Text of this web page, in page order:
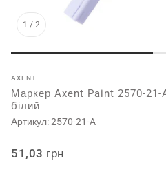
1 / 2
AXENT
Маркер Axent Paint 2570-21-
білий
Артикул:2570-21-A
Звичайна
51,03 грн